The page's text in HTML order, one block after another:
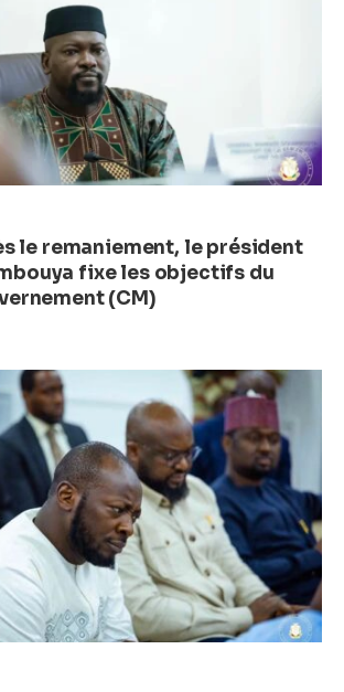
le remaniement, le président
fixe les objectifs du
(CM)